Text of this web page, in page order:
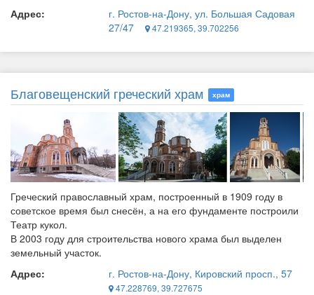
Адрес:
г. Ростов-на-Дону, ул. Большая Садовая
27/47
47.219365, 39.702256
Благовещенский греческий храм храм
Греческий православный храм, построенный в 1909 году в
советское время был снесён, а на его фундаменте построили
Театр кукол.
В 2003 году для строительства нового храма был выделен
земельный участок.
Адрес:
г. Ростов-на-Дону, Кировский просп., 57
47.228769, 39.727675